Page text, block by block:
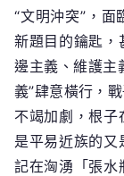
“文明沖突”，
新題目的鑰匙，
邊主義、維護主
義”肆意橫行，
不竭加劇，根
是平易近族的
記在洶湧「張水